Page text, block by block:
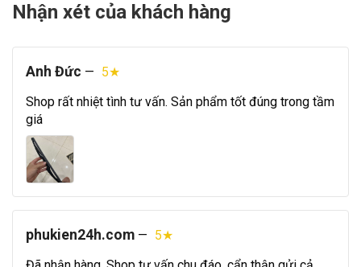
Nhận xét của khách hàng
Anh Đức — 5★
Shop rất nhiệt tình tư vấn. Sản phẩm tốt đúng trong tầm
giá
phukien24h.com — 5★